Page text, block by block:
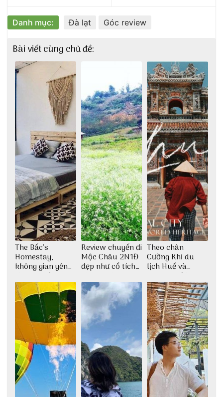
Danh mục: Đà lạt Góc review
Bài viết cùng chủ đề:
The Bấc’s
Homestay,
không gian yên
bình tại Hòn Sơn
Review chuyến đi
Mộc Châu 2N1Đ
đẹp như cổ tích
Thu Hà
Theo chân
Cường Khỉ du
lịch Huế và
check-in đúng
những góc chụp
đẹp